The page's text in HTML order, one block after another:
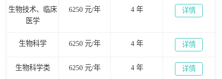
生物技术、临床
医学
6250 元/年 4 年 详情
生物科学 6250 元/年 4 年 详情
生物科学类 6250 元/年 4 年 详情